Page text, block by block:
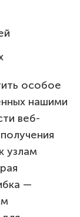
особое
нашими
веб-
узлам
—